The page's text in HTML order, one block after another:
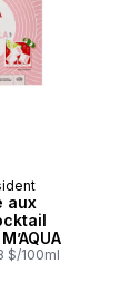
aux
$/100ml